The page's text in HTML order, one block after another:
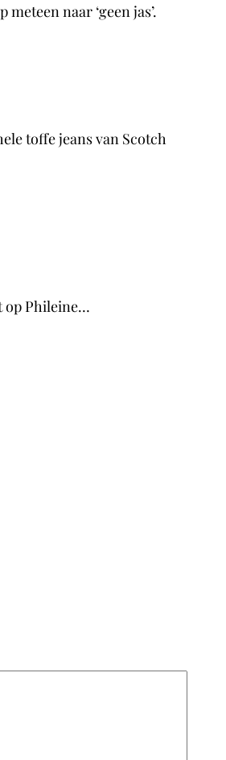
naar ‘geen jas’.
toffe jeans van Scotch
op Phileine…